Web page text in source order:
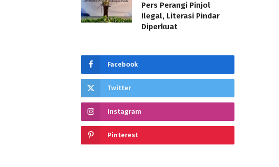
Pers Perangi Pinjol
Ilegal, Literasi Pindar
Diperkuat
Facebook
Twitter
Instagram
Pinterest